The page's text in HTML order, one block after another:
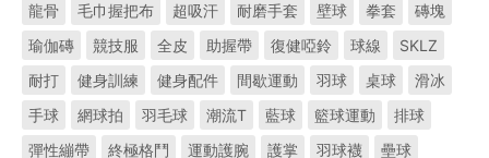
龍骨 毛巾握把布 超吸汗 耐磨手套 壁球 拳套
磚塊
瑜伽磚
競技服 全皮 助握帶 復健啞鈴 球線
SKLZ
耐打
健身訓練 健身配件 間歇運動 羽球 桌球
滑冰
手球
網球拍 羽毛球 潮流T 藍球 籃球運動
排球
彈性繃帶
終極格鬥 運動護腕 護掌 羽球襪 壘球